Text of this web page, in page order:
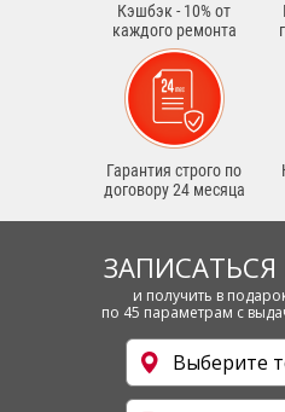
Кэшбэк - 10% от
каждого ремонта
Гарантия строго по
договору 24 месяца
и получить в
по 45 параметрам с